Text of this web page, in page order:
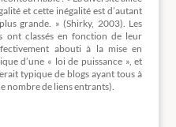
et cette inégalité est d’autant
grande. » (Shirky, 2003). Les
ont classés en fonction de leur
abouti à la mise en
d’une « loi de puissance », et
typique de blogs ayant tous à
nombre de liens entrants).